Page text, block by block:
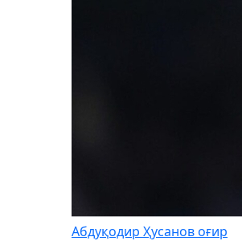
Абдуқодир Ҳусанов оғир